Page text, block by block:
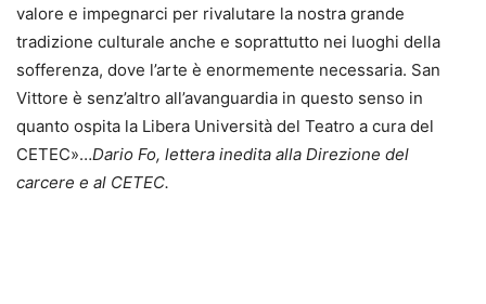
valore e impegnarci per rivalutare la nostra grande
tradizione culturale anche e soprattutto nei luoghi della
sofferenza, dove l’arte è enormemente necessaria. San
Vittore è senz’altro all’avanguardia in questo senso in
quanto ospita la Libera Università del Teatro a cura del
CETEC»…Dario Fo, lettera inedita alla Direzione del
carcere e al CETEC.